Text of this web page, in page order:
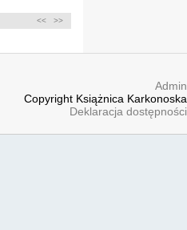
<< >>
Admin
Copyright Książnica Karkonoska
Deklaracja dostępności